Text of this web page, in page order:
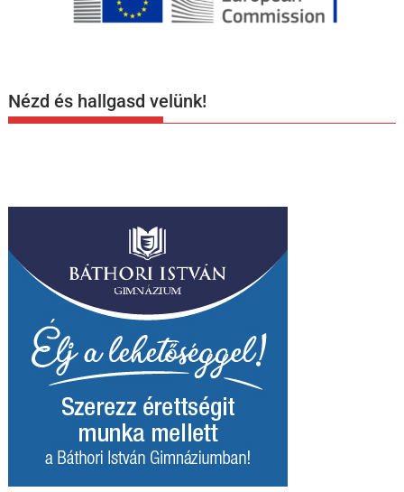
Nézd és hallgasd velünk!